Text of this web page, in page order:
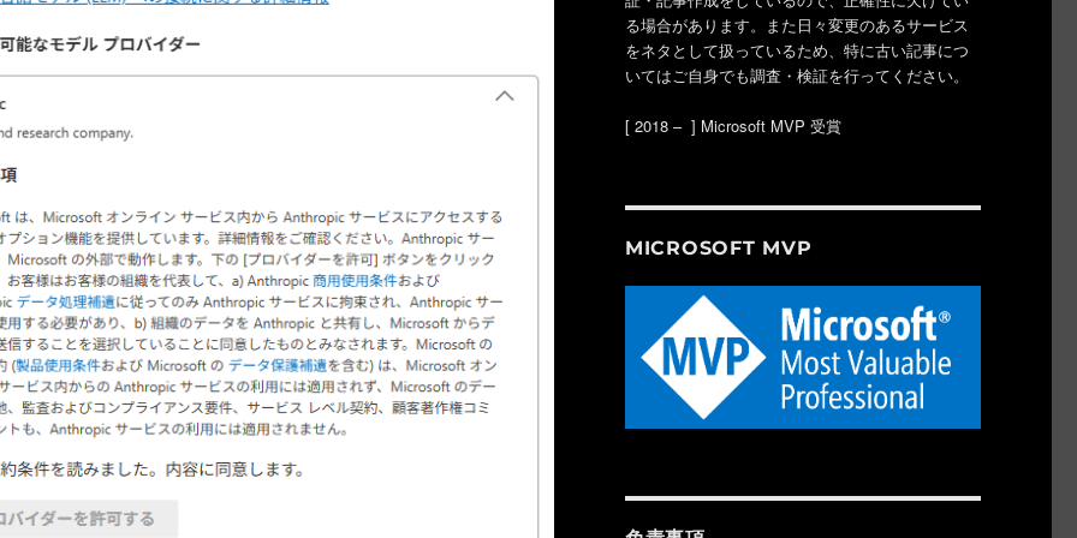
る場合があります。また日々変更のあるサービス
をネタとして扱っているため、特に古い記事につ
いてはご自身でも調査・検証を行ってください。
[ 2018 – ] Microsoft MVP 受賞
MICROSOFT MVP